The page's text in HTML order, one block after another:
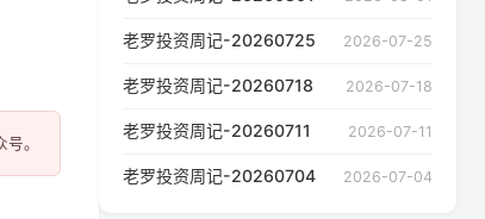
老罗投资周记-20260725 2026-07-25
老罗投资周记-20260718 2026-07-18
老罗投资周记-20260711 2026-07-11
老罗投资周记-20260704 2026-07-04